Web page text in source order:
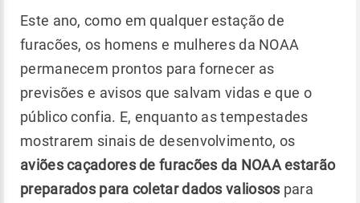
Este ano, como em qualquer estação de
furacões, os homens e mulheres da NOAA
permanecem prontos para fornecer as
previsões e avisos que salvam vidas e que o
público confia. E, enquanto as tempestades
mostrarem sinais de desenvolvimento, os
aviões caçadores de furacões da NOAA estarão
preparados para coletar dados valiosos para